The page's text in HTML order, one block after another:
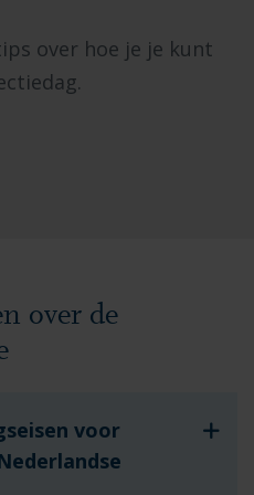
over hoe je je kunt
over de
voor